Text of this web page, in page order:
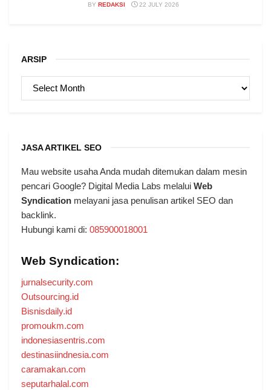
BY REDAKSI 22 JULY 2026
ARSIP
ARSIP
JASA ARTIKEL SEO
Mau website usaha Anda mudah ditemukan dalam mesin
pencari Google? Digital Media Labs melalui Web
Syndication melayani jasa penulisan artikel SEO dan
backlink.
Hubungi kami di: 085900018001
Web Syndication:
jurnalsecurity.com
Outsourcing.id
Bisnisdaily.id
promoukm.com
indonesiasentris.com
destinasiindnesia.com
caramakan.com
seputarhalal.com